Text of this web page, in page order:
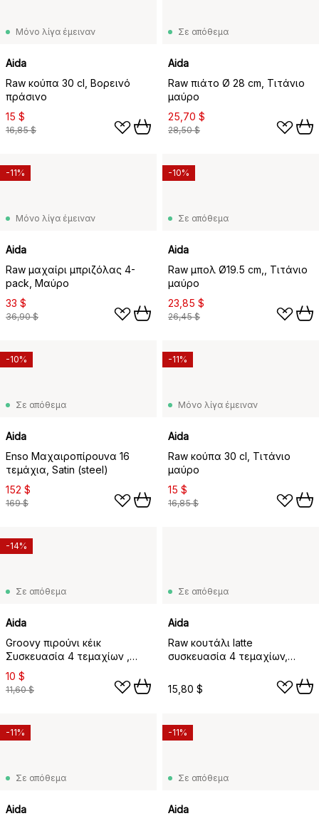
Μόνο λίγα έμειναν
Aida
Raw κούπα 30 cl, Βορεινό
πράσινο
15 $
16,85 $
Σε απόθεμα
Aida
Raw πιάτο Ø 28 cm, Τιτάνιο
μαύρο
25,70 $
28,50 $
Μόνο λίγα έμειναν
Aida
Raw μαχαίρι μπριζόλας 4-
pack, Μαύρο
33 $
36,90 $
-11%
Σε απόθεμα
Aida
Raw μπολ Ø19.5 cm,, Τιτάνιο
μαύρο
23,85 $
26,45 $
-10%
Σε απόθεμα
Aida
Enso Μαχαιροπίρουνα 16
τεμάχια, Satin (steel)
152 $
169 $
-10%
Μόνο λίγα έμειναν
Aida
Raw κούπα 30 cl, Τιτάνιο
μαύρο
15 $
16,85 $
-11%
Σε απόθεμα
Aida
Groovy πιρούνι κέικ
Συσκευασία 4 τεμαχίων ,
ανοξείδωτο ατσάλι
10 $
11,60 $
-14%
Σε απόθεμα
Aida
Raw κουτάλι latte
συσκευασία 4 τεμαχίων,
ατσάλι
15,80 $
Σε απόθεμα
Aida
-11%
Σε απόθεμα
Aida
-11%